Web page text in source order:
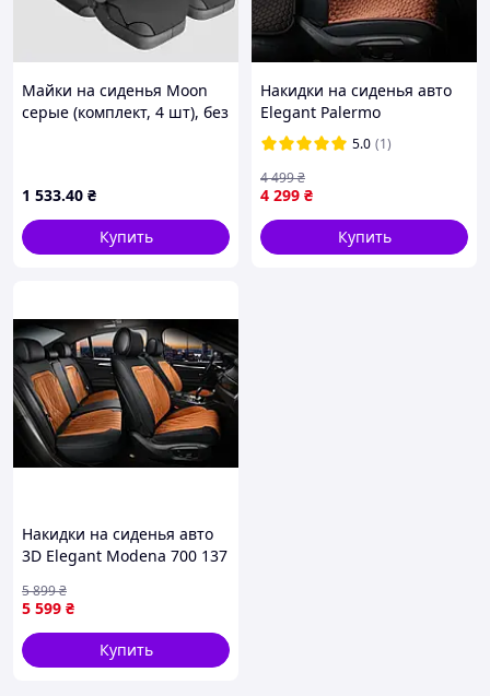
Майки на сиденья Moon
серые (комплект, 4 шт), без
1 533.40 ₴
Купить
Накидки на сиденья авто
Elegant Palermo
Коричневые Комплект 700
105
5.0 (1)
4 299 ₴
4 499₴
Купить
Накидки на сиденья авто
3D Elegant Modena 700 137
5 599 ₴
5 899₴
Купить